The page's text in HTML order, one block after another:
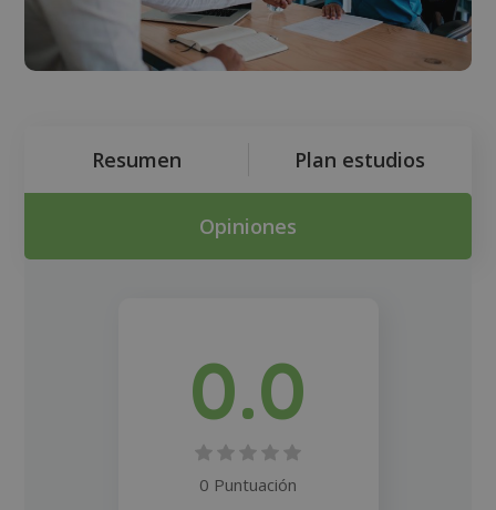
Resumen Plan estudios
Opiniones
0.0
0 Puntuación